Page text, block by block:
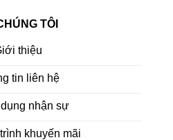
TÔI
thiệu
tin liên hệ
nhận sự
khuyến mãi